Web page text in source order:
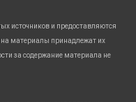
источников и предоставляются
материалы принадлежат их
за содержание материала не